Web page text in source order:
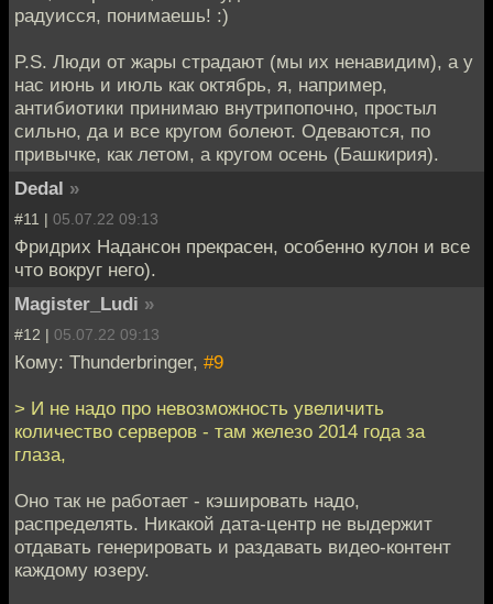
радуисся, понимаешь! :)
P.S. Люди от жары страдают (мы их ненавидим), а у
нас июнь и июль как октябрь, я, например,
антибиотики принимаю внутрипопочно, простыл
сильно, да и все кругом болеют. Одеваются, по
привычке, как летом, а кругом осень (Башкирия).
Dedal »
#11 | 05.07.22 09:13
Фридрих Надансон прекрасен, особенно кулон и все
что вокруг него).
Magister_Ludi »
#12 | 05.07.22 09:13
Кому: Thunderbringer, #9
> И не надо про невозможность увеличить
количество серверов - там железо 2014 года за
глаза,
Оно так не работает - кэшировать надо,
распределять. Никакой дата-центр не выдержит
отдавать генерировать и раздавать видео-контент
каждому юзеру.